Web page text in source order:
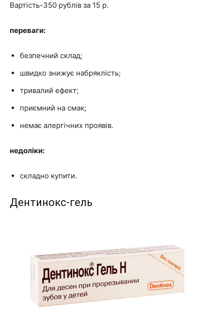
Вартість-350 рублів за 15 р.
переваги:
безпечний склад;
швидко знижує набряклість;
тривалий ефект;
приємний на смак;
немає алергічних проявів.
недоліки:
складно купити.
Дентинокс-гель